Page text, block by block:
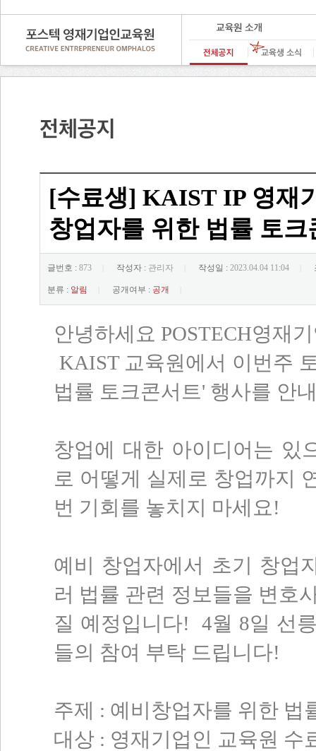
[수료생] KAIST IP 영재
창업자를 위한 법률 토
글번호 : 873 작성자 : 관리자 작성일 : 2023.04.04 11:04
분류 : 알림 공개여부 : 공개
안녕하세요 POSTECH영재
KAIST 교육원에서 이번주
법률 토크콘서트' 행사를 안
창업에 대한 아이디어는 있
로 어떻게 실제로 창업까지
번 기회를 놓치지 마세요!
예비 창업자에서 초기 창업
러 법률 관련 정보들을 변호
질 예정입니다! 4월 8일 선
들의 참여 부탁 드립니다!
주제 : 예비창업자를 위한 법
대상 : 영재기업인 교육원 수